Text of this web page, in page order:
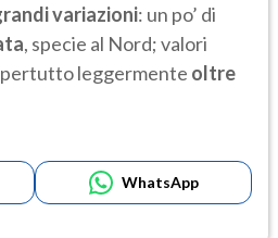
variazioni: un po’ di
, specie al Nord; valori
leggermente oltre
WhatsApp